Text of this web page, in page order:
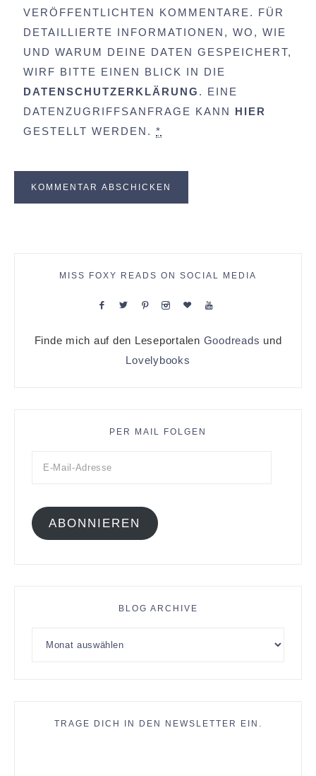
VERÖFFENTLICHTEN KOMMENTARE. FÜR
DETAILLIERTE INFORMATIONEN, WO, WIE
UND WARUM DEINE DATEN GESPEICHERT,
WIRF BITTE EINEN BLICK IN DIE
DATENSCHUTZERKLÄRUNG . EINE
DATENZUGRIFFSANFRAGE KANN HIER
GESTELLT WERDEN. *
MISS FOXY READS ON SOCIAL MEDIA
Finde mich auf den Leseportalen Goodreads und
Lovelybooks
PER MAIL FOLGEN
ABONNIEREN
BLOG ARCHIVE
TRAGE DICH IN DEN NEWSLETTER EIN.